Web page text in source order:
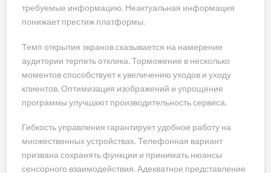
требуемые информацию. Неактуальная информация
понижает престиж платформы.
Темп открытия экранов сказывается на намерение
аудитории терпеть отклика. Торможение в несколько
моментов способствует к увеличению уходов и уходу
клиентов. Оптимизация изображений и упрощение
программы улучшают производительность сервиса.
Гибкость управления гарантирует удобное работу на
множественных устройствах. Телефонная вариант
призвана сохранять функции и принимать нюансы
сенсорного взаимодействия. Адекватное представление